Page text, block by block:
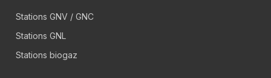
Stations GNV / GNC
Stations GNL
Stations biogaz